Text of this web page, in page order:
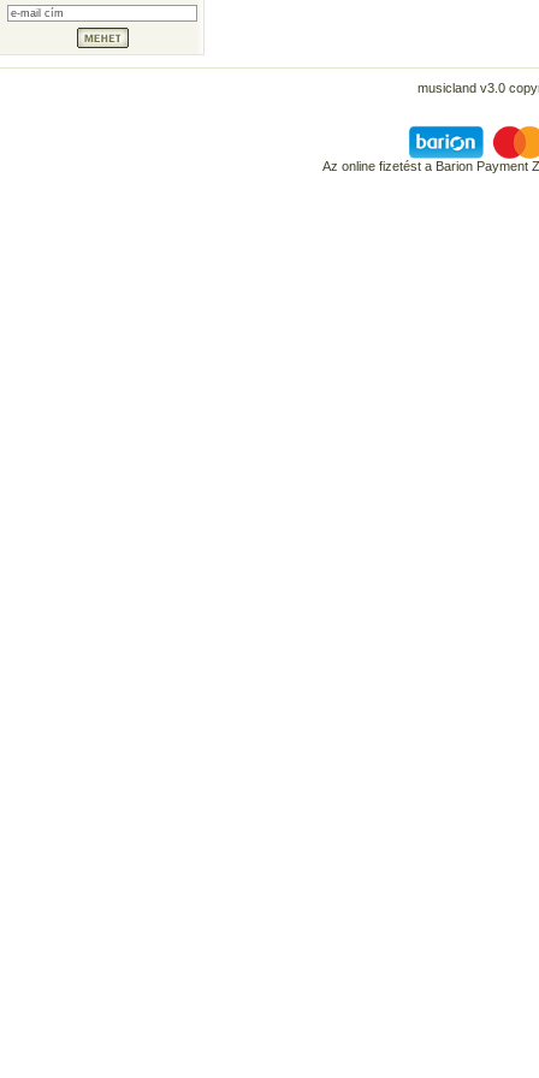
musicland v3.0
Az online fizetést a Barion Payment